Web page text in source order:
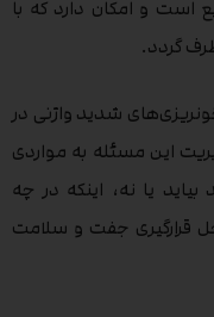
است و امکان دارد که با
گردد.
شدید واژنی در
این مسئله به مواردی
بیاید یا نه، اینکه در چه
قرارگیری جفت و سلامت